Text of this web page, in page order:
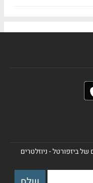
ביזפורטל - ניוזלטרים